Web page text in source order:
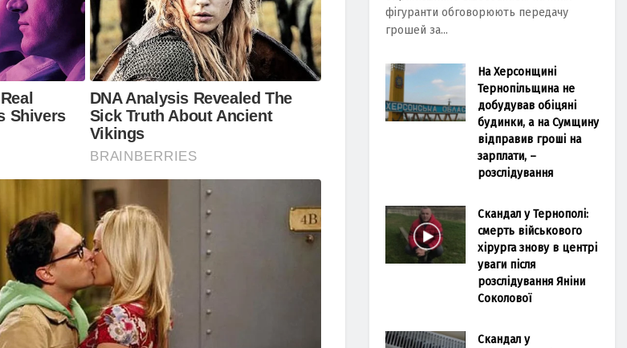
фігуранти обговорюють передачу
грошей за...
На Херсонщині
Тернопільщина не
добудував обіцяні
будинки, а на Сумщину
відправив гроші на
зарплати, –
розслідування
Скандал у Тернополі:
смерть військового
хірурга знову в центрі
уваги після
розслідування Яніни
Соколової
Скандал у